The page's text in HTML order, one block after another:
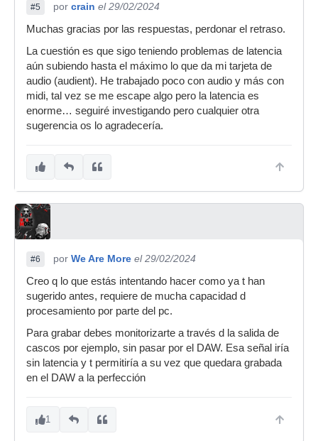
#5 por crain el 29/02/2024
Muchas gracias por las respuestas, perdonar el retraso.
La cuestión es que sigo teniendo problemas de latencia
aún subiendo hasta el máximo lo que da mi tarjeta de
audio (audient). He trabajado poco con audio y más con
midi, tal vez se me escape algo pero la latencia es
enorme… seguiré investigando pero cualquier otra
sugerencia os lo agradecería.
#6 por We Are More el 29/02/2024
Creo q lo que estás intentando hacer como ya t han
sugerido antes, requiere de mucha capacidad d
procesamiento por parte del pc.
Para grabar debes monitorizarte a través d la salida de
cascos por ejemplo, sin pasar por el DAW. Esa señal iría
sin latencia y t permitiría a su vez que quedara grabada
en el DAW a la perfección
1